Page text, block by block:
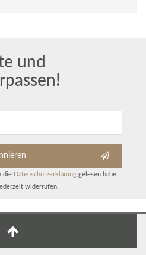
und
die Daten­schutz­erklärunggelesen habe.
widerrufen.